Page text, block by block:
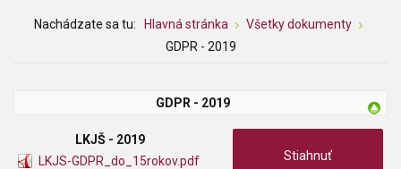
Nachádzate sa tu: Hlavná stránka
Všetky dokumenty
GDPR - 2019
GDPR - 2019
LKJŠ - 2019
LKJS-GDPR_do_15rokov.pdf
Stiahnuť